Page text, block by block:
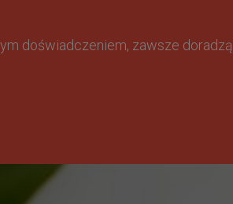
doświadczeniem, zawsze doradzą